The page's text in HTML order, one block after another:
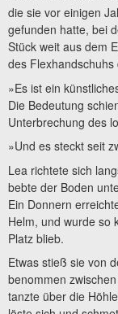
die sie vor einigen
gefunden hatte, bei
Stück weit aus dem
des
»Es ist ein
Die Bedeutung
Unterbrechung des
»Und es steckt seit
Lea richtete sich
bebte der Boden
Ein Donnern
Helm, und wurde so
Platz blieb.
Etwas stieß sie von
benommen
tanzte über die